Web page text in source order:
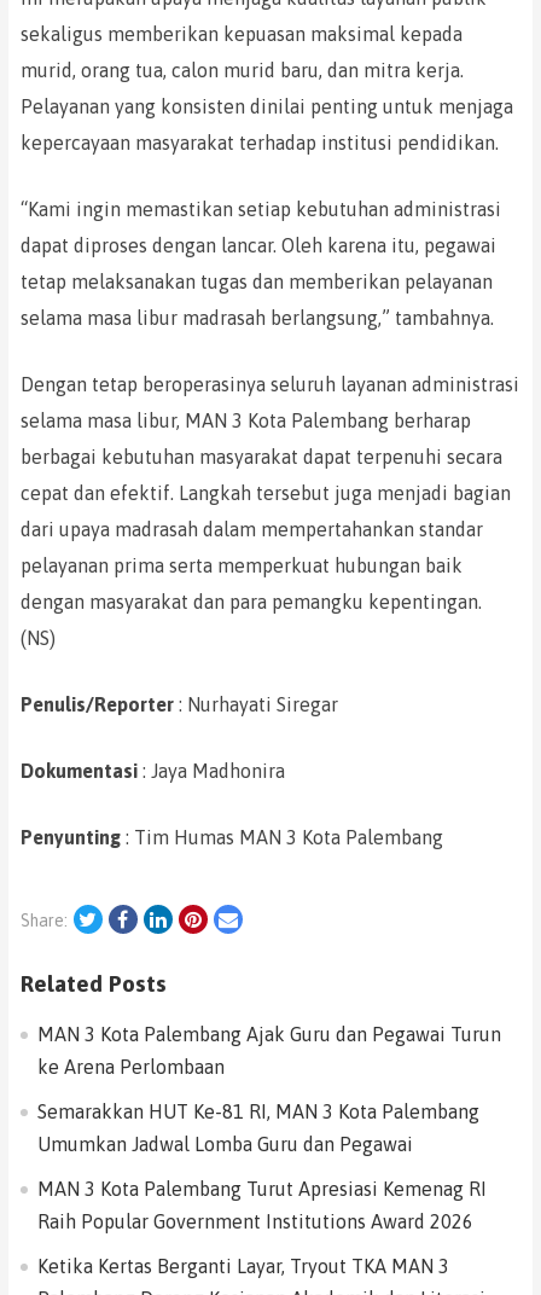
sekaligus memberikan kepuasan maksimal kepada
murid, orang tua, calon murid baru, dan mitra kerja.
Pelayanan yang konsisten dinilai penting untuk menjaga
kepercayaan masyarakat terhadap institusi pendidikan.
“Kami ingin memastikan setiap kebutuhan administrasi
dapat diproses dengan lancar. Oleh karena itu, pegawai
tetap melaksanakan tugas dan memberikan pelayanan
selama masa libur madrasah berlangsung,” tambahnya.
Dengan tetap beroperasinya seluruh layanan administrasi
selama masa libur, MAN 3 Kota Palembang berharap
berbagai kebutuhan masyarakat dapat terpenuhi secara
cepat dan efektif. Langkah tersebut juga menjadi bagian
dari upaya madrasah dalam mempertahankan standar
pelayanan prima serta memperkuat hubungan baik
dengan masyarakat dan para pemangku kepentingan.
(NS)
Penulis/Reporter : Nurhayati Siregar
Dokumentasi: Jaya Madhonira
Penyunting: Tim Humas MAN 3 Kota Palembang
Share: TwitterFacebook
LinkedIn
Pinterest
Email
Related Posts
MAN 3 Kota Palembang Ajak Guru dan Pegawai Turun
ke Arena Perlombaan
Semarakkan HUT Ke-81 RI, MAN 3 Kota Palembang
Umumkan Jadwal Lomba Guru dan Pegawai
MAN 3 Kota Palembang Turut Apresiasi Kemenag RI
Raih Popular Government Institutions Award 2026
Ketika Kertas Berganti Layar, Tryout TKA MAN 3